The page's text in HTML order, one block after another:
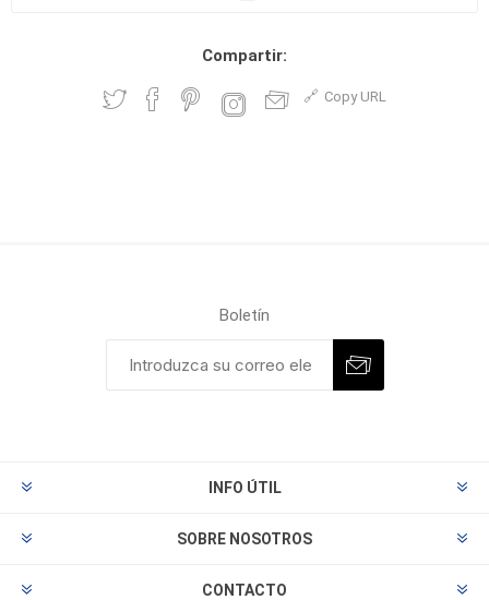
Compartir:
Copy URL
Boletín
INFO ÚTIL
SOBRE NOSOTROS
CONTACTO